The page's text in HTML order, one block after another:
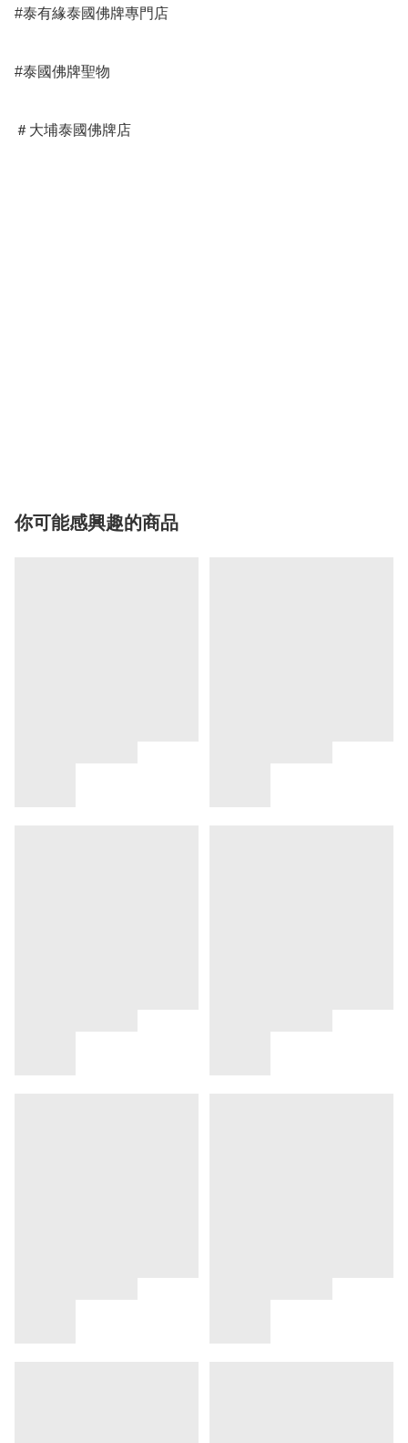
#泰有緣泰國佛牌專門店
#泰國佛牌聖物
＃大埔泰國佛牌店
你可能感興趣的商品